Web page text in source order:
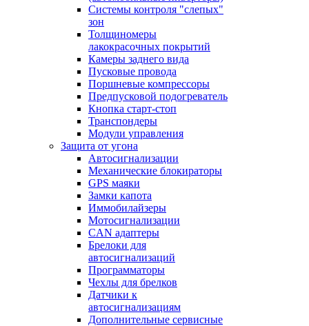
Системы контроля "слепых"
зон
Толщиномеры
лакокрасочных покрытий
Камеры заднего вида
Пусковые провода
Поршневые компрессоры
Предпусковой подогреватель
Кнопка старт-стоп
Транспондеры
Модули управления
Защита от угона
Автосигнализации
Механические блoкираторы
GPS маяки
Замки капота
Иммобилайзеры
Мотосигнализации
CAN адаптеры
Брелоки для
автосигнализаций
Программаторы
Чехлы для брелков
Датчики к
автосигнализациям
Дополнительные сервисные